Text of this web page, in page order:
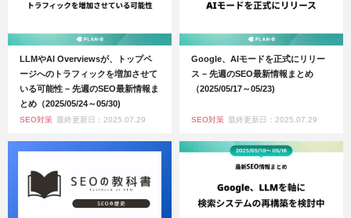
LLMやAI Overviewsが、トップペ
ージへのトラフィックを増加させて
いる可能性 – 先週のSEO最新情報ま
とめ（2025/05/24～05/30)
SEO対策 最終更新日：2025.07.29
Google、AIモードを正式にリリー
ス – 先週のSEO最新情報まとめ
（2025/05/17～05/23)
SEO対策 最終更新日：2025.07.29